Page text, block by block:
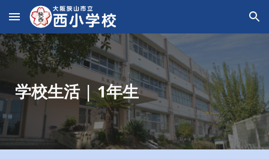
Skip to main content Skip to navigation
学校生活 |1年生